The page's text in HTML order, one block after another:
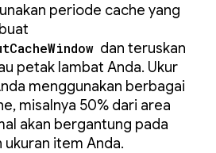
periode cache yang
dan teruskan
petak lambat Anda. Ukur
menggunakan berbagai
misalnya 50% dari area
akan bergantung pada
item Anda.